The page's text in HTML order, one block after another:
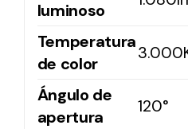
luminoso
Temperatura
de color
Ángulo de
apertura
120°